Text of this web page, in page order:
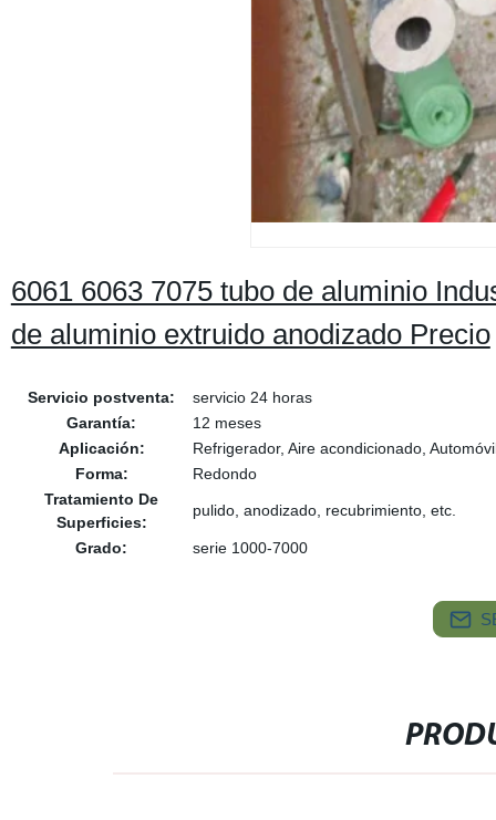
6061 6063 7075 tubo de aluminio
de aluminio extruido anodizado Precio
Servicio postventa:
servicio 24 horas
Garantía:
12 meses
Aplicación:
Refrigerador, Aire acondicionado,
Forma:
Redondo
Tratamiento De
Superficies:
pulido, anodizado, recubrimiento, etc.
Grado: serie 1000-7000